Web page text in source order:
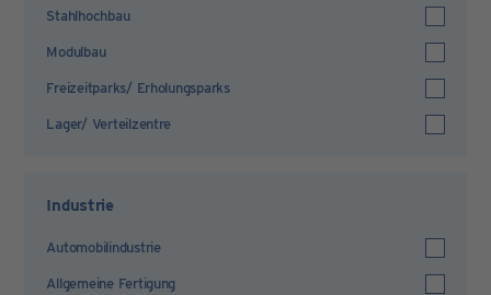
Stahlhochbau
Modulbau
Freizeitparks/ Erholungsparks
Lager/ Verteilzentre
Industrie
Automobilindustrie
Allgemeine Fertigung